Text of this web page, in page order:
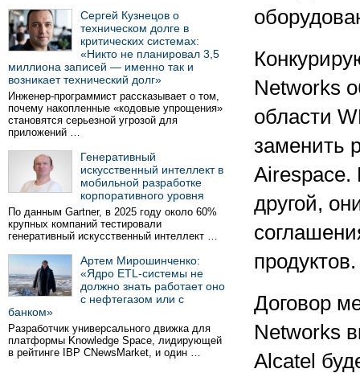
Сергей Кузнецов о
техническом долге в
критических системах:
«Никто не планировал 3,5
миллиона записей — именно так и
возникает технический долг»
Инженер-программист рассказывает о том,
почему накопленные «кодовые упрощения»
становятся серьезной угрозой для
приложений …
Генеративный
искусственный интеллект в
мобильной разработке
корпоративного уровня
По данным Gartner, в 2025 году около 60%
крупных компаний тестировали
генеративный искусственный интеллект …
Артем Мирошинченко:
«Ядро ETL-системы не
должно знать работает оно
с нефтегазом или с
банком»
Разработчик универсального движка для
платформы Knowledge Space, лидирующей
в рейтинге IBP CNewsMarket, и один …
Networks
области
заменить
Airespace.
другой,
продуктов.
Договор
Networks
Alcatel